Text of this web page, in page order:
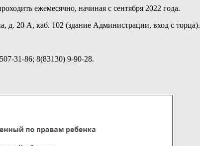
ежемесячно, начиная с сентября 2022 года.
д. 20 А, каб. 102 (здание Администрации, вход с торца).
31-86; 8(83130) 9-90-28.